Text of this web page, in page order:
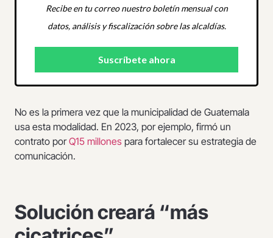
Recibe en tu correo nuestro boletín mensual con
datos, análisis y fiscalización sobre las alcaldías.
No es la primera vez que la municipalidad de Guatemala
usa esta modalidad. En 2023, por ejemplo, firmó un
contrato porQ15 millones para fortalecer su estrategia de
comunicación.
Solución creará “más